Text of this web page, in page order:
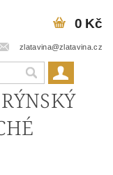
zlatavina@zlatavina.cz
0 Kč